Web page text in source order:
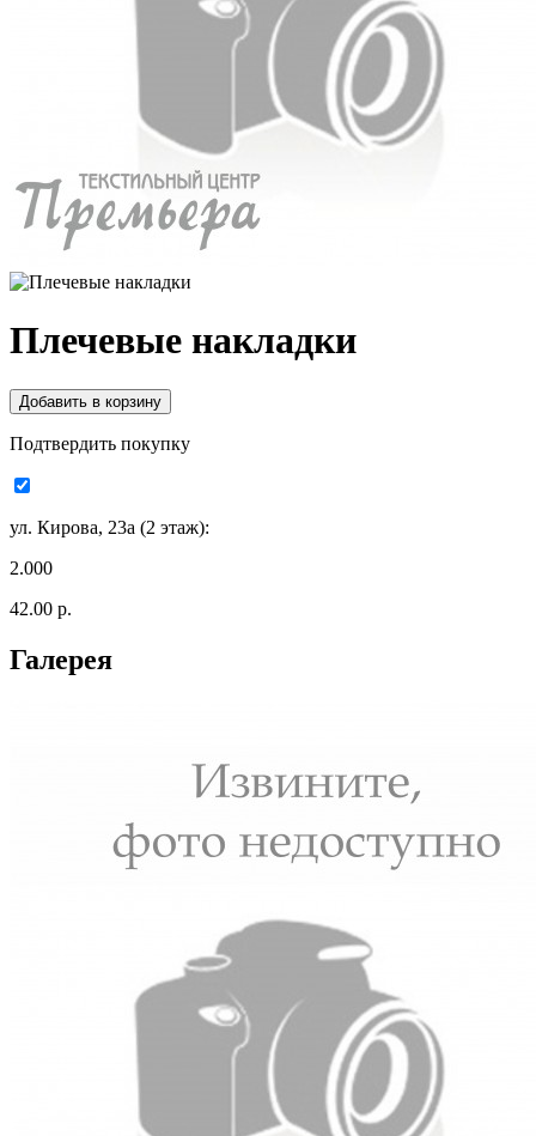
Плечевые накладки
Подтвердить покупку
ул. Кирова, 23а (2 этаж):
2.000
42.00 р.
Галерея